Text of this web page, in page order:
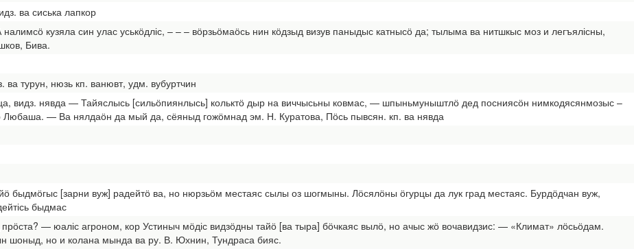
ва сиська лапкор
кузяла син улас уськӧдліс, – – – вӧрзьӧмаӧсь нин кӧдзыд визув паныдыс катнысӧ да; тылыма ва нитшкыс моз и легъялісны,
Бива.
ва турун, нюзь кп. ванювт, удм. вубуртчин
видз. нявда — Тайяслысь [сильӧпиянлысь] кольктӧ дыр на виччысьны ковмас, — шпыньмуныштлӧ дед посниясӧн нимкодясянмозыс –
— Ва нялдаӧн да мый да, сёяныд гожӧмнад эм. Н. Куратова, Пӧсь пывсян. кп. ва нявда
быдмӧгыс [зарни вуж] радейтӧ ва, но нюрзьӧм местаяс сылы оз шогмыны. Лӧсялӧны ӧгурцы да лук град местаяс. Бурдӧдчан вуж,
быдмас
— юаліс агроном, кор Устиныч мӧдіс видзӧдны тайӧ [ва тыра] бӧчкаяс вылӧ, но ачыс жӧ вочавидзис: — «Климат» лӧсьӧдам.
шоныд, но и колана мында ва ру. В. Юхнин, Тундраса бияс.